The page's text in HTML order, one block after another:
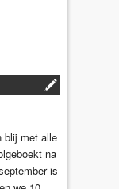
blij met alle
na
is